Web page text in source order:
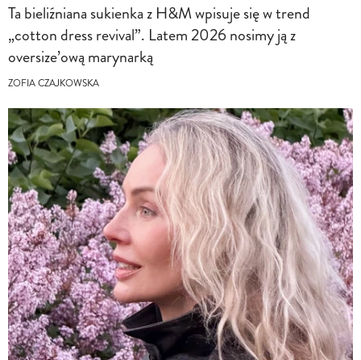
Ta bieliźniana sukienka z H&M wpisuje się w trend
„cotton dress revival”. Latem 2026 nosimy ją z
oversize’ową marynarką
ZOFIA CZAJKOWSKA